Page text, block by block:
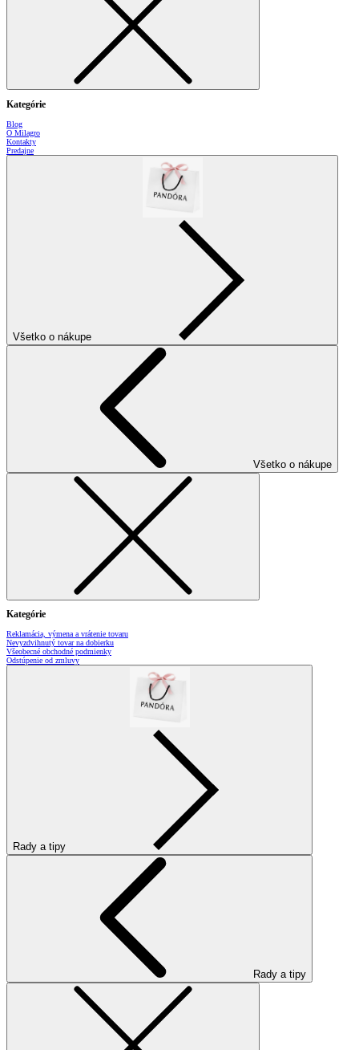
Kategórie
Blog
O Milagro
Kontakty
Predajne
Všetko o nákupe
Všetko o nákupe
Kategórie
Reklamácia, výmena a vrátenie tovaru
Nevyzdvihnutý tovar na dobierku
Všeobecné obchodné podmienky
Odstúpenie od zmluvy
Rady a tipy
Rady a tipy